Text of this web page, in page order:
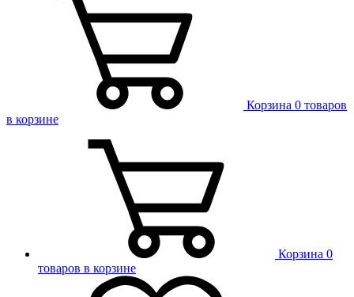
Корзина 0 товаров
в корзине
Корзина 0
товаров в корзине